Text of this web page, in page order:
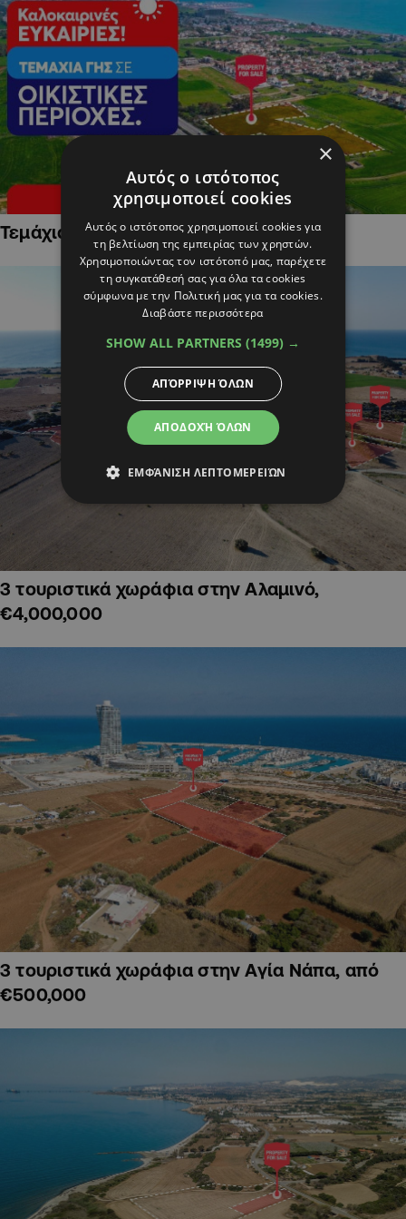
Τεμάχια Γης σε Οικιστικές Περιοχές
3 τουριστικά χωράφια στην Αλαμινό,
€4,000,000
3 τουριστικά χωράφια στην Αγία Νάπα, από
€500,000
×
Αυτός ο ιστότοπος
χρησιμοποιεί cookies
Αυτός ο ιστότοπος χρησιμοποιεί cookies για
τη βελτίωση της εμπειρίας των χρηστών.
Χρησιμοποιώντας τον ιστότοπό μας, παρέχετε
τη συγκατάθεσή σας για όλα τα cookies
σύμφωνα με την Πολιτική μας για τα cookies.
Διαβάστε περισσότερα
SHOW ALL PARTNERS (1499) →
ΑΠΟΔΟΧΉ ΌΛΩΝ
ΑΠΌΡΡΙΨΗ ΌΛΩΝ
ΕΜΦΆΝΙΣΗ ΛΕΠΤΟΜΕΡΕΙΏΝ